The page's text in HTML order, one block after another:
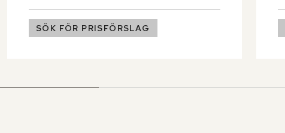
SÖK FÖR PRISFÖRSLAG